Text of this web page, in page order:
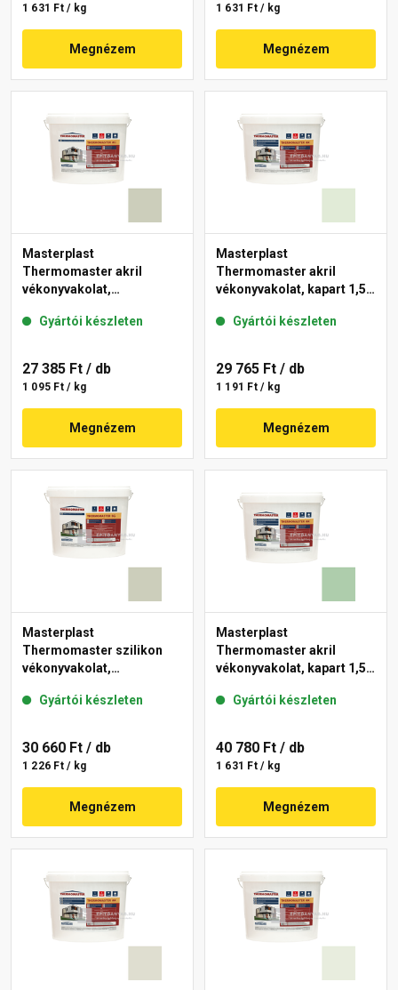
1 631 Ft / kg
Megnézem
1 631 Ft / kg
Megnézem
Masterplast
Thermomaster akril
vékonyvakolat,
42-D 25 kg
Gyártói készleten
27 385 Ft / db
1 095 Ft / kg
Megnézem
Masterplast
Thermomaster akril
vékonyvakolat, kapart 1,5
Gyártói készleten
29 765 Ft / db
1 191 Ft / kg
Megnézem
Masterplast
Thermomaster szilikon
vékonyvakolat,
42-D 25 kg
Gyártói készleten
30 660 Ft / db
1 226 Ft / kg
Megnézem
Masterplast
Thermomaster akril
vékonyvakolat, kapart 1,5
Gyártói készleten
40 780 Ft / db
1 631 Ft / kg
Megnézem